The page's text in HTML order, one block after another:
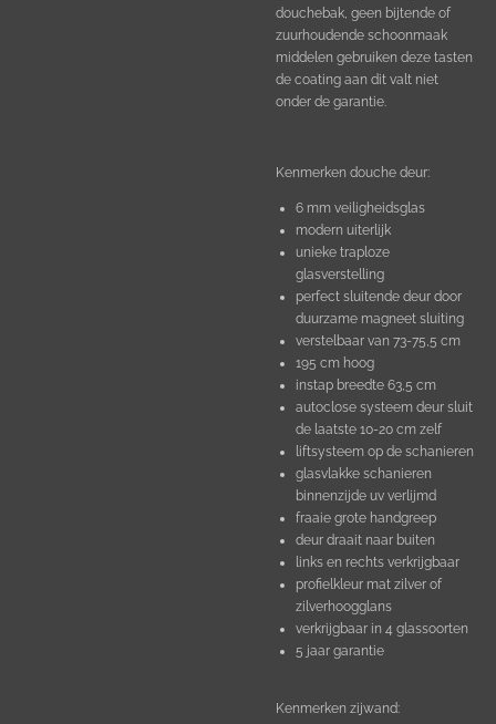
douchebak, geen bijtende of
zuurhoudende schoonmaak
middelen gebruiken deze tasten
de coating aan dit valt niet
onder de garantie.
Kenmerken douche deur:
6 mm veiligheidsglas
modern uiterlijk
unieke traploze
glasverstelling
perfect sluitende deur door
duurzame magneet sluiting
verstelbaar van 73-75,5 cm
195 cm hoog
instap breedte 63,5 cm
autoclose systeem deur sluit
de laatste 10-20 cm zelf
liftsysteem op de schanieren
glasvlakke schanieren
binnenzijde uv verlijmd
fraaie grote handgreep
deur draait naar buiten
links en rechts verkrijgbaar
profielkleur mat zilver of
zilverhoogglans
verkrijgbaar in 4 glassoorten
5 jaar garantie
Kenmerken zijwand: